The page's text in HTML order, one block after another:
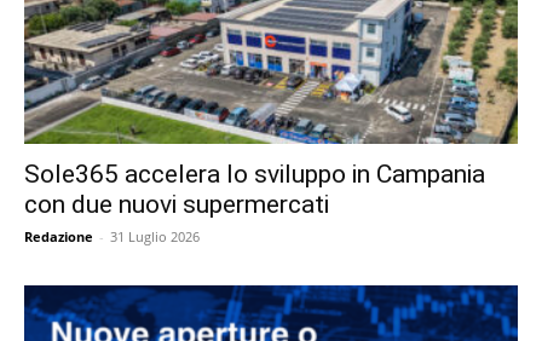
Sole365 accelera lo sviluppo in Campania
con due nuovi supermercati
Redazione - 31 Luglio 2026